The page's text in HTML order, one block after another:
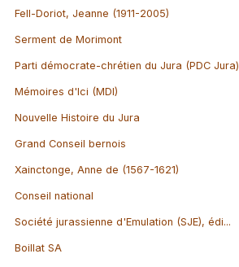
Fell-Doriot, Jeanne (1911-2005)
Serment de Morimont
Parti démocrate-chrétien du Jura (PDC Jura)
Mémoires d'Ici (MDI)
Nouvelle Histoire du Jura
Grand Conseil bernois
Xainctonge, Anne de (1567-1621)
Conseil national
Société jurassienne d'Emulation (SJE), édi...
Boillat SA